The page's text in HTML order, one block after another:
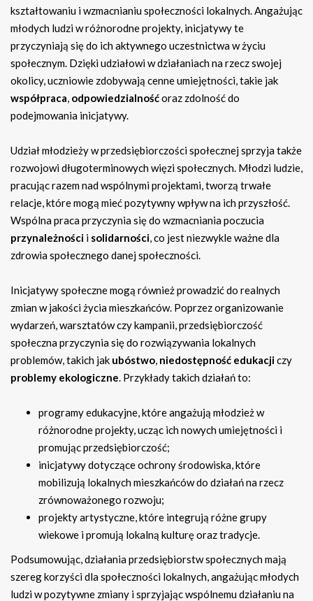
kształtowaniu i wzmacnianiu społeczności lokalnych. Angażując
młodych ludzi w różnorodne projekty, inicjatywy te
przyczyniają się do ich aktywnego uczestnictwa w życiu
społecznym. Dzięki udziałowi w działaniach na rzecz swojej
okolicy, uczniowie zdobywają cenne umiejętności, takie jak
współpraca, odpowiedzialnośćoraz zdolność do
podejmowania inicjatywy.
Udział młodzieży w przedsiębiorczości społecznej sprzyja także
rozwojowi długoterminowych więzi społecznych. Młodzi ludzie,
pracując razem nad wspólnymi projektami, tworzą trwałe
relacje, które mogą mieć pozytywny wpływ na ich przyszłość.
Wspólna praca przyczynia się do wzmacniania poczucia
przynależności i solidarności, co jest niezwykle ważne dla
zdrowia społecznego danej społeczności.
Inicjatywy społeczne mogą również prowadzić do realnych
zmian w jakości życia mieszkańców. Poprzez organizowanie
wydarzeń, warsztatów czy kampanii, przedsiębiorczość
społeczna przyczynia się do rozwiązywania lokalnych
problemów, takich jak ubóstwo, niedostępność edukacjiczy
problemy ekologiczne. Przykłady takich działań to:
programy edukacyjne, które angażują młodzież w
różnorodne projekty, ucząc ich nowych umiejętności i
promując przedsiębiorczość;
inicjatywy dotyczące ochrony środowiska, które
mobilizują lokalnych mieszkańców do działań na rzecz
zrównoważonego rozwoju;
projekty artystyczne, które integrują różne grupy
wiekowe i promują lokalną kulturę oraz tradycje.
Podsumowując, działania przedsiębiorstw społecznych mają
szereg korzyści dla społeczności lokalnych, angażując młodych
ludzi w pozytywne zmiany i sprzyjając wspólnemu działaniu na